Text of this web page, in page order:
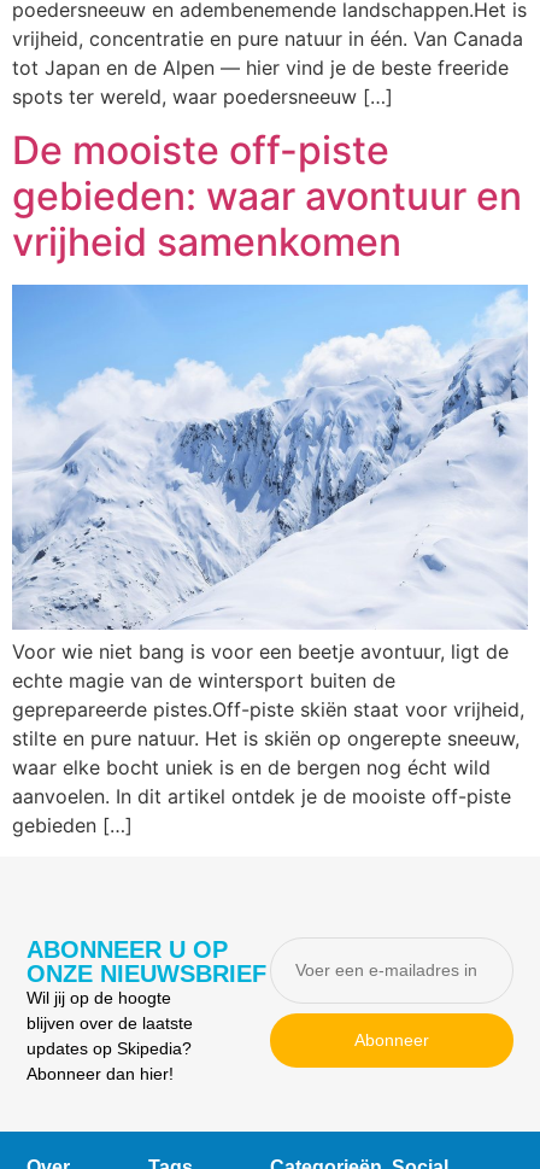
poedersneeuw en adembenemende landschappen.Het is
vrijheid, concentratie en pure natuur in één. Van Canada
tot Japan en de Alpen — hier vind je de beste freeride
spots ter wereld, waar poedersneeuw […]
De mooiste off-piste
gebieden: waar avontuur en
vrijheid samenkomen
Voor wie niet bang is voor een beetje avontuur, ligt de
echte magie van de wintersport buiten de
geprepareerde pistes.Off-piste skiën staat voor vrijheid,
stilte en pure natuur. Het is skiën op ongerepte sneeuw,
waar elke bocht uniek is en de bergen nog écht wild
aanvoelen. In dit artikel ontdek je de mooiste off-piste
gebieden […]
ABONNEER U OP
ONZE NIEUWSBRIEF
Wil jij op de hoogte
blijven over de laatste
updates op Skipedia?
Abonneer dan hier!
Abonneer